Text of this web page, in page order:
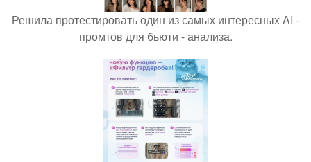
Решила протестировать один из самых интересных AI -
промтов для бьюти - анализа.